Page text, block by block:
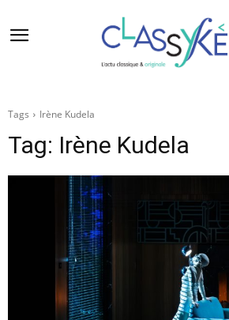
Tags Irène Kudela
Tag: Irène Kudela